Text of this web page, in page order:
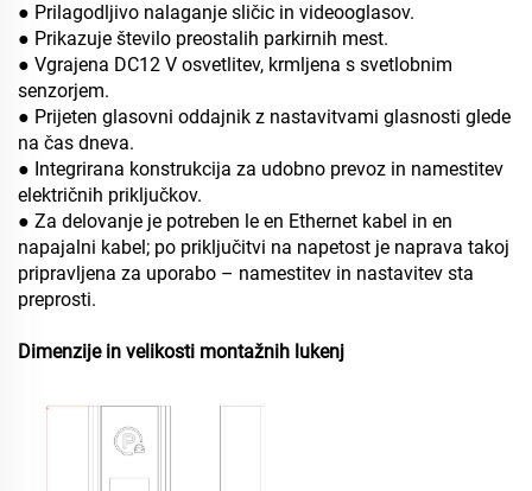
● Prilagodljivo nalaganje sličic in videooglasov.
● Prikazuje število preostalih parkirnih mest.
● Vgrajena DC12 V osvetlitev, krmljena s svetlobnim
senzorjem.
● Prijeten glasovni oddajnik z nastavitvami glasnosti glede
na čas dneva.
● Integrirana konstrukcija za udobno prevoz in namestitev
električnih priključkov.
● Za delovanje je potreben le en Ethernet kabel in en
napajalni kabel; po priključitvi na napetost je naprava takoj
pripravljena za uporabo – namestitev in nastavitev sta
preprosti.
Dimenzije in velikosti montažnih lukenj